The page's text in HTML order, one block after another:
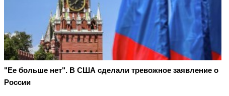
"Ее больше нет". В США сделали тревожное заявление о
России